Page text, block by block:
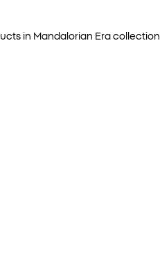
in Mandalorian Eracollection